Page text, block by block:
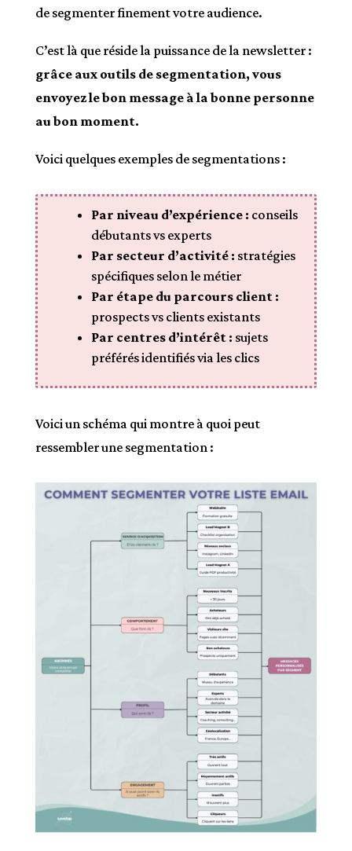
de segmenter finement votre audience.
C’est là que réside la puissance de la newsletter :
grâce aux outils de segmentation, vous
envoyez le bon message à la bonne personne
au bon moment.
Voici quelques exemples de segmentations :
Par niveau d’expérience : conseils
débutants vs experts
Par secteur d’activité : stratégies
spécifiques selon le métier
Par étape du parcours client :
prospects vs clients existants
Par centres d’intérêt : sujets
préférés identifiés via les clics
Voici un schéma qui montre à quoi peut
ressembler une segmentation :